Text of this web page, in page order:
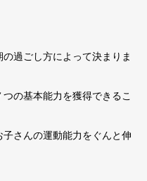
過ごし方によって決まりま
の基本能力を獲得できるこ
さんの運動能力をぐんと伸